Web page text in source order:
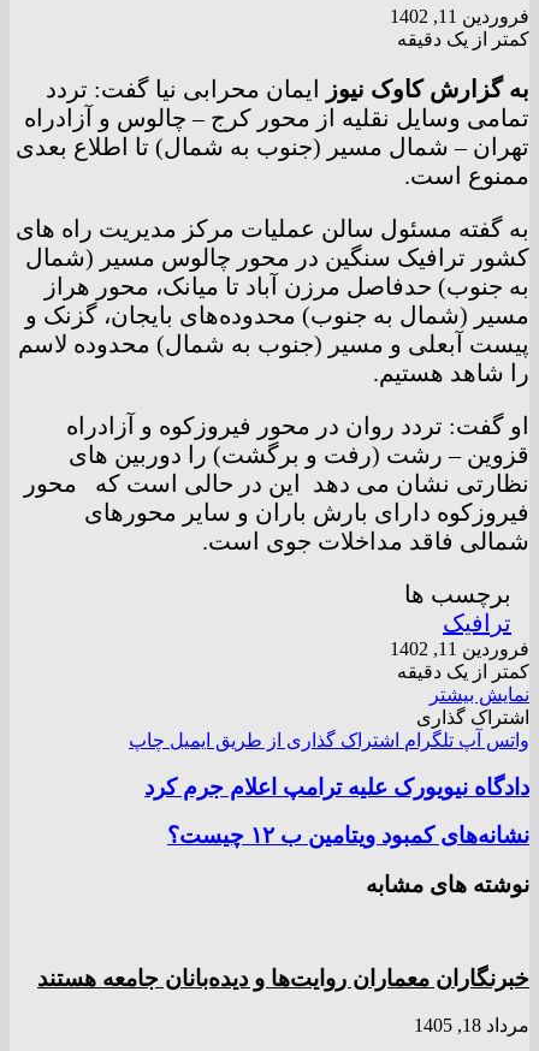
فروردین 11, 1402
کمتر از یک دقیقه
به گزارش کاوک نیوز
ایمان محرابی نیا گفت: تردد
تمامی وسایل نقلیه از محور کرج – چالوس و آزادراه
تهران – شمال مسیر (جنوب به شمال) تا اطلاع بعدی
ممنوع است.
به گفته مسئول سالن عملیات مرکز مدیریت راه های
کشور ترافیک سنگین در محور چالوس مسیر (شمال
به جنوب) حدفاصل مرزن آباد تا میانک، محور هراز
مسیر (شمال به جنوب) محدوده‌های بایجان، گزنک و
پیست آبعلی و مسیر (جنوب به شمال) محدوده لاسم
را شاهد هستیم.
او گفت: تردد روان در محور فیروزکوه و آزادراه
قزوین – رشت (رفت و برگشت) را دوربین های
نظارتی نشان می دهد این در حالی است که محور
فیروزکوه دارای بارش باران و سایر محور‌های
شمالی فاقد مداخلات جوی است.
برچسب ها
ترافیک
فروردین 11, 1402
کمتر از یک دقیقه
نمایش بیشتر
اشتراک گذاری
واتس آپ تلگرام اشتراک گذاری از طریق ایمیل چاپ
دادگاه نیویورک علیه ترامپ اعلام جرم کرد
نشانه‌های کمبود ویتامین ب ۱۲ چیست؟
نوشته های مشابه
خبرنگاران معماران روایت‌ها و دیده‌بانان جامعه هستند
مرداد 18, 1405